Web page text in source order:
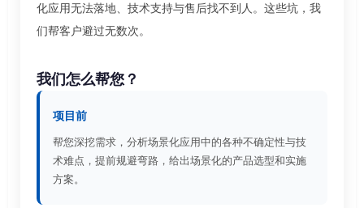
化应用无法落地、技术支持与售后找不到人。这些坑，我
们帮客户避过无数次。
我们怎么帮您？
项目前
帮您深挖需求，分析场景化应用中的各种不确定性与技
术难点，提前规避弯路，给出场景化的产品选型和实施
方案。